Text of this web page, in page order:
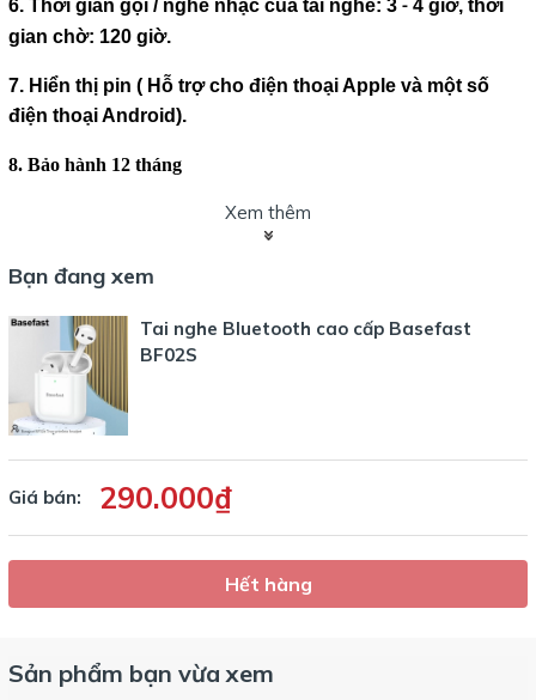
6. Thời gian gọi / nghe nhạc của tai nghe: 3 - 4 giờ, thời
gian chờ: 120 giờ.
7. Hiển thị pin ( Hỗ trợ cho điện thoại Apple và một số
điện thoại Android).
8. Bảo hành 12 tháng
Xem thêm
Bạn đang xem
Tai nghe Bluetooth cao cấp Basefast
BF02S
Giá bán: 290.000₫
Hết hàng
Sản phẩm bạn vừa xem